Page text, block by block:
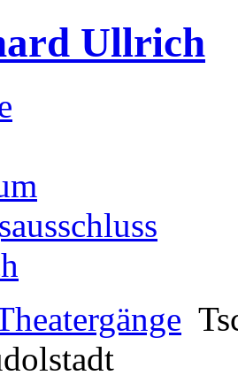
Ullrich